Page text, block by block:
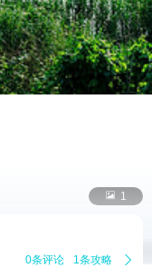
 1
0条评论 1条攻略 